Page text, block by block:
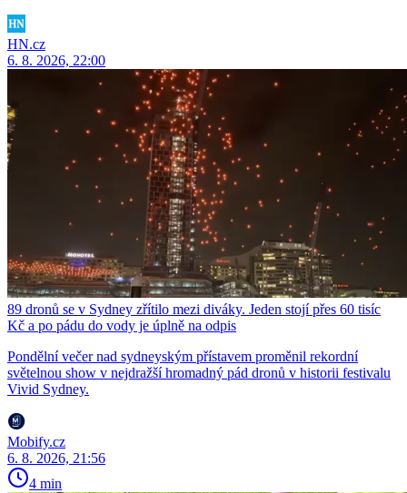
HN.cz
6. 8. 2026, 22:00
89 dronů se v Sydney zřítilo mezi diváky. Jeden stojí přes 60 tisíc
Kč a po pádu do vody je úplně na odpis
Pondělní večer nad sydneyským přístavem proměnil rekordní
světelnou show v nejdražší hromadný pád dronů v historii festivalu
Vivid Sydney.
Mobify.cz
6. 8. 2026, 21:56
4 min